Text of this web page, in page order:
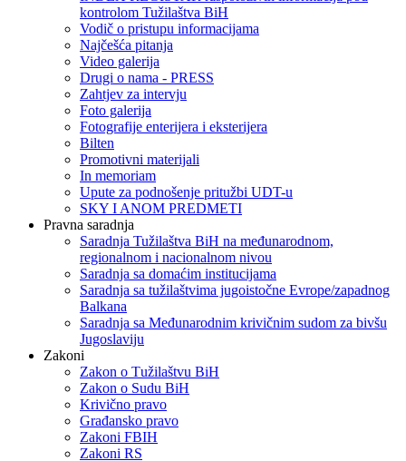
kontrolom Tužilaštva BiH
Vodič o pristupu informacijama
Najčešća pitanja
Video galerija
Drugi o nama - PRESS
Zahtjev za intervju
Foto galerija
Fotografije enterijera i eksterijera
Bilten
Promotivni materijali
In memoriam
Upute za podnošenje pritužbi UDT-u
SKY I ANOM PREDMETI
Pravna saradnja
Saradnja Tužilaštva BiH na međunarodnom,
regionalnom i nacionalnom nivou
Saradnja sa domaćim institucijama
Saradnja sa tužilaštvima jugoistočne Evrope/zapadnog
Balkana
Saradnja sa Međunarodnim krivičnim sudom za bivšu
Jugoslaviju
Zakoni
Zakon o Тužilaštvu BiH
Zakon o Sudu BiH
Krivično pravo
Građansko pravo
Zakoni FBIH
Zakoni RS